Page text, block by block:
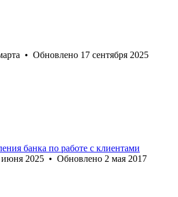
• Обновлено 17 сентября 2025
банка по работе с клиентами
июня 2025 • Обновлено 2 мая 2017